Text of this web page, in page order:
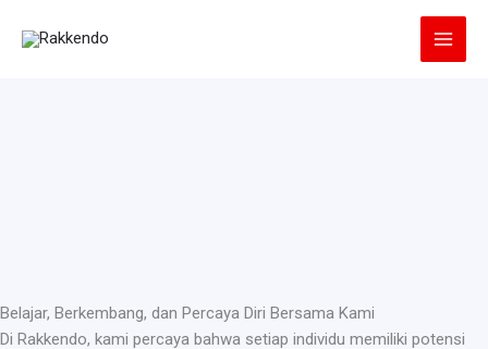
Belajar, Berkembang, dan Percaya Diri Bersama Kami
Di Rakkendo, kami percaya bahwa setiap individu memiliki potensi